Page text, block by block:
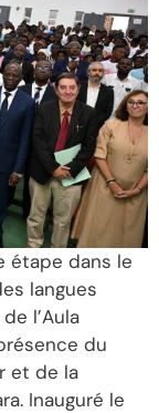
étape dans le
langues
l’Aula
du
et de la
Inauguré le